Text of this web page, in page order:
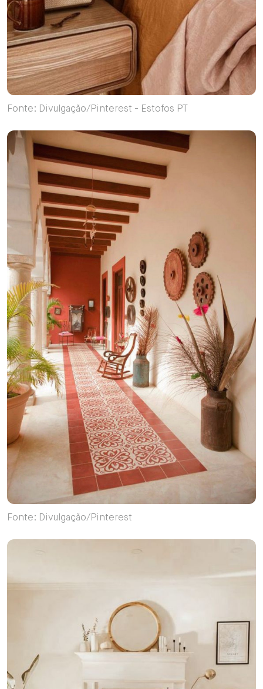
Fonte: Divulgação/Pinterest - Estofos PT
Fonte: Divulgação/Pinterest